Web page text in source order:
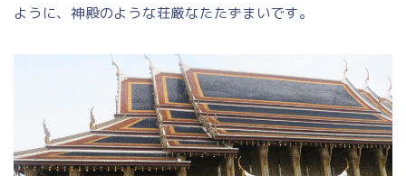
ように、神殿のような荘厳なたたずまいです。